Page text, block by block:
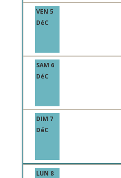
VEN 5
DéC
SAM 6
DéC
DIM 7
DéC
LUN 8